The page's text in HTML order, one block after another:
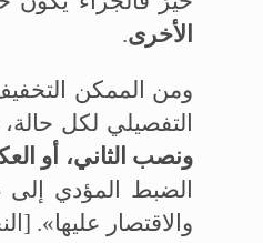
الأخرى.
ومن الممكن
التفصيلي لكل
ونصب الثاني، أو
الضبط المؤدي إلى
والاقتصار عليها». [النحو